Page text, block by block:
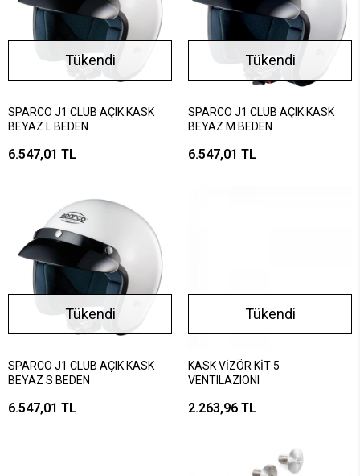
Tükendi
SPARCO J1 CLUB AÇIK KASK
BEYAZ L BEDEN
6.547,01 TL
Tükendi
SPARCO J1 CLUB AÇIK KASK
BEYAZ M BEDEN
6.547,01 TL
Tükendi
SPARCO J1 CLUB AÇIK KASK
BEYAZ S BEDEN
6.547,01 TL
Tükendi
KASK VİZÖR KİT 5
VENTILAZIONI
2.263,96 TL